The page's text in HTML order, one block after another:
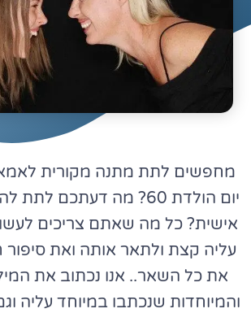
מחפשים לתת מתנה מקורית
יום הולדת 60? מה דעתכם
אישית? כל מה שאתם צריכים
עליה קצת ולתאר אותה ואת סיפור
את כל השאר.. אנו נכתוב את
והמיוחדות שנכתבו במיוחד עליה